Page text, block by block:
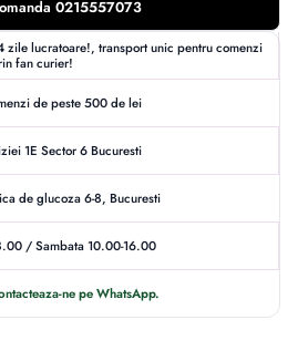
0215557073
zile lucratoare!, transport unic pentru comenzi
fan curier!
de peste 500 de lei
1E Sector 6 Bucuresti
de glucoza 6-8, Bucuresti
/ Sambata 10.00-16.00
ne pe WhatsApp.